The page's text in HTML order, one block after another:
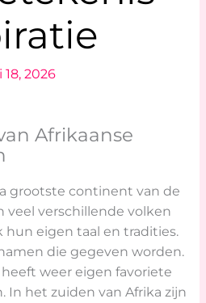
2026
Afrikaanse
grootste continent van de
veel verschillende volken
eigen taal en tradities.
die gegeven worden.
weer eigen favoriete
In het zuiden van Afrika zijn